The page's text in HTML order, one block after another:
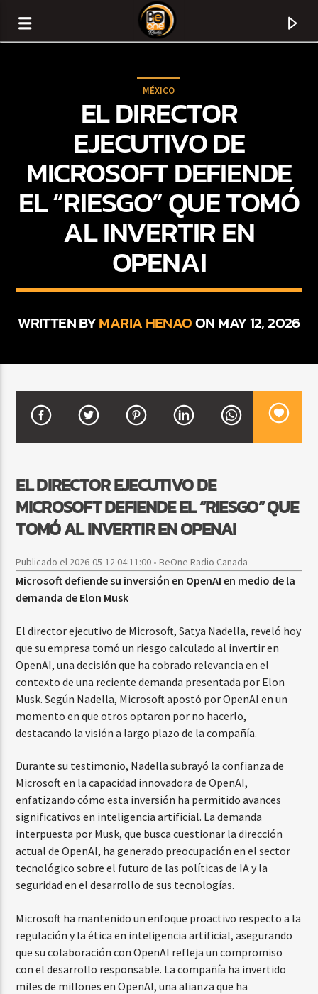
TITLE
FIESTA DJ MIX
9:00 PM 12:00 AM
Beone Radio
MÉXICO
EL DIRECTOR
EJECUTIVO DE
MICROSOFT DEFIENDE
EL “RIESGO” QUE TOMÓ
AL INVERTIR EN
OPENAI
WRITTEN BYMARIA HENAOON MAY 12, 2026
EL DIRECTOR EJECUTIVO DE
MICROSOFT DEFIENDE EL “RIESGO” QUE
TOMÓ AL INVERTIR EN OPENAI
Publicado el 2026-05-12 04:11:00 • BeOne Radio Canada
Microsoft defiende su inversión en OpenAI en medio de la
demanda de Elon Musk
El director ejecutivo de Microsoft, Satya Nadella, reveló hoy
que su empresa tomó un riesgo calculado al invertir en
OpenAI, una decisión que ha cobrado relevancia en el
contexto de una reciente demanda presentada por Elon
Musk. Según Nadella, Microsoft apostó por OpenAI en un
momento en que otros optaron por no hacerlo,
destacando la visión a largo plazo de la compañía.
Durante su testimonio, Nadella subrayó la confianza de
Microsoft en la capacidad innovadora de OpenAI,
enfatizando cómo esta inversión ha permitido avances
significativos en inteligencia artificial. La demanda
interpuesta por Musk, que busca cuestionar la dirección
actual de OpenAI, ha generado preocupación en el sector
tecnológico sobre el futuro de las políticas de IA y la
seguridad en el desarrollo de sus tecnologías.
Microsoft ha mantenido un enfoque proactivo respecto a la
regulación y la ética en inteligencia artificial, asegurando
que su colaboración con OpenAI refleja un compromiso
con el desarrollo responsable. La compañía ha invertido
miles de millones en OpenAI, una alianza que ha